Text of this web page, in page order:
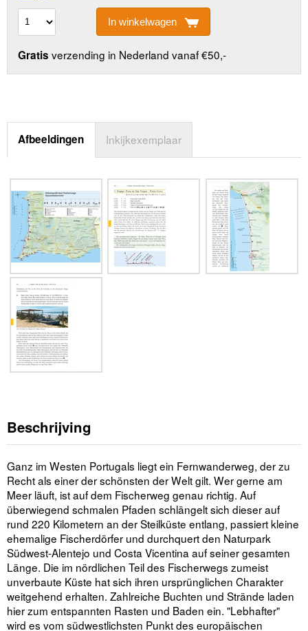
In winkelwagen
Gratis verzending in Nederland vanaf €50,-
Afbeeldingen Inkijkexemplaar
Beschrijving
Ganz im Westen Portugals liegt ein Fernwanderweg, der zu
Recht als einer der schönsten der Welt gilt. Wer gerne am
Meer läuft, ist auf dem Fischerweg genau richtig. Auf
überwiegend schmalen Pfaden schlängelt sich dieser auf
rund 220 Kilometern an der Steilküste entlang, passiert kleine
ehemalige Fischerdörfer und durchquert den Naturpark
Südwest-Alentejo und Costa Vicentina auf seiner gesamten
Länge. Die im nördlichen Teil des Fischerwegs zumeist
unverbaute Küste hat sich ihren ursprünglichen Charakter
weitgehend erhalten. Zahlreiche Buchten und Strände laden
hier zum entspannten Rasten und Baden ein. "Lebhafter"
wird es vom südwestlichsten Punkt des europäischen